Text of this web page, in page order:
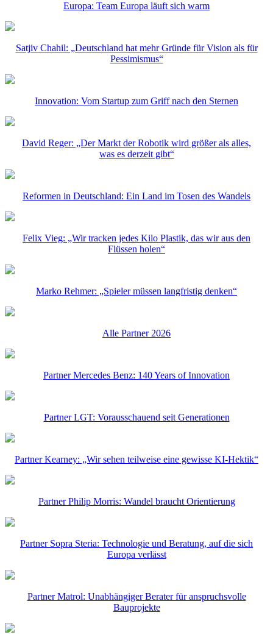
Europa: Team Europa läuft sich warm
Satjiv Chahil: „Deutschland hat mehr Gründe für Vision als für
Pessimismus“
Innovation: Vom Startup zum Griff nach den Sternen
David Reger: „Der Markt der Robotik wird größer als alles,
was es derzeit gibt“
Reformen in Deutschland: Ein Land im Tosen des Wandels
Felix Vieg: „Wir tracken jedes Kilo Plastik, das wir aus den
Flüssen holen“
Marko Rehmer: „Spieler müssen langfristig denken“
Alle Partner 2026
Partner Mercedes Benz: 140 Years of Innovation
Partner LGT: Vorausschauend seit Generationen
Partner Kearney: „Wir sehen teilweise eine gewisse KI-Hektik“
Partner Philip Morris: Wandel braucht Orientierung
Partner Sopra Steria: Technologie und Beratung, auf die sich
Europa verlässt
Partner Matrol: Unabhängiger Berater für anspruchsvolle
Bauprojekte